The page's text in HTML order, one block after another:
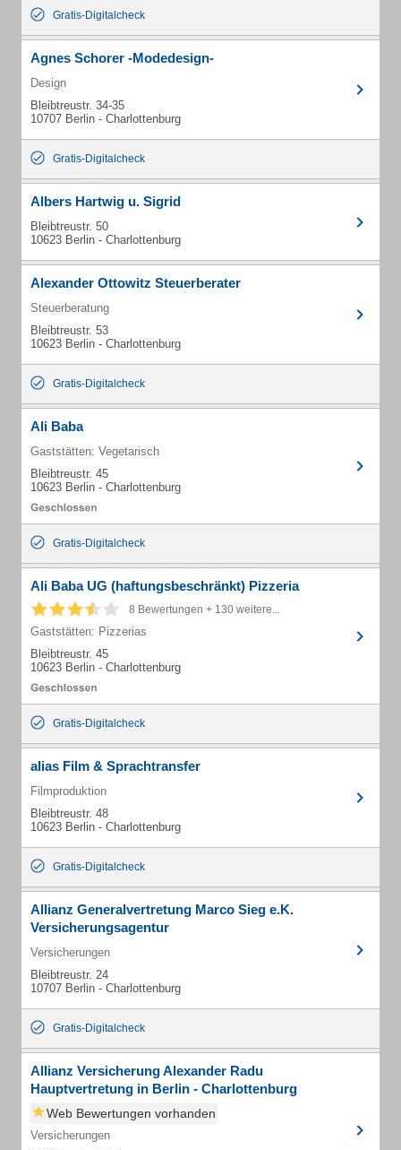
Gratis-Digitalcheck
Agnes Schorer -Modedesign-
Design
Bleibtreustr. 34-35
10707 Berlin - Charlottenburg
Gratis-Digitalcheck
Albers Hartwig u. Sigrid
Bleibtreustr. 50
10623 Berlin - Charlottenburg
Alexander Ottowitz Steuerberater
Steuerberatung
Bleibtreustr. 53
10623 Berlin - Charlottenburg
Gratis-Digitalcheck
Ali Baba
Gaststätten: Vegetarisch
Bleibtreustr. 45
10623 Berlin - Charlottenburg
Gratis-Digitalcheck
Ali Baba UG (haftungsbeschränkt) Pizzeria
8 Bewertungen + 130 weitere...
Gaststätten: Pizzerias
Bleibtreustr. 45
10623 Berlin - Charlottenburg
Gratis-Digitalcheck
alias Film & Sprachtransfer
Filmproduktion
Bleibtreustr. 48
10623 Berlin - Charlottenburg
Gratis-Digitalcheck
Allianz Generalvertretung Marco Sieg e.K.
Versicherungsagentur
Versicherungen
Bleibtreustr. 24
10707 Berlin - Charlottenburg
Gratis-Digitalcheck
Allianz Versicherung Alexander Radu
Hauptvertretung in Berlin - Charlottenburg
Web Bewertungen vorhanden
Versicherungen